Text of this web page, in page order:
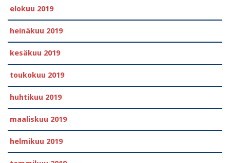
elokuu 2019
heinäkuu 2019
kesäkuu 2019
toukokuu 2019
huhtikuu 2019
maaliskuu 2019
helmikuu 2019